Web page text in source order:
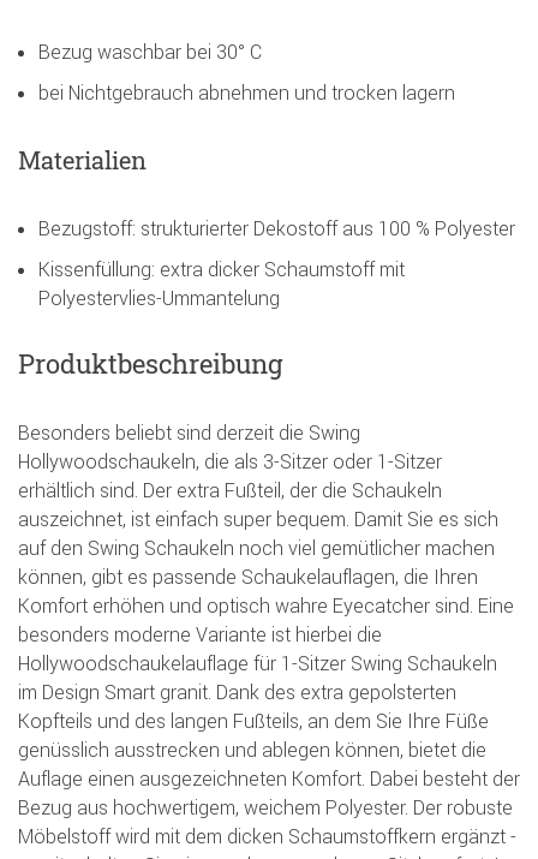
Bezug waschbar bei 30° C
bei Nichtgebrauch abnehmen und trocken lagern
Materialien
Bezugstoff: strukturierter Dekostoff aus 100 % Polyester
Kissenfüllung: extra dicker Schaumstoff mit
Polyestervlies-Ummantelung
Produktbeschreibung
Besonders beliebt sind derzeit die Swing
Hollywoodschaukeln, die als 3-Sitzer oder 1-Sitzer
erhältlich sind. Der extra Fußteil, der die Schaukeln
auszeichnet, ist einfach super bequem. Damit Sie es sich
auf den Swing Schaukeln noch viel gemütlicher machen
können, gibt es passende Schaukelauflagen, die Ihren
Komfort erhöhen und optisch wahre Eyecatcher sind. Eine
besonders moderne Variante ist hierbei die
Hollywoodschaukelauflage für 1-Sitzer Swing Schaukeln
im Design Smart granit. Dank des extra gepolsterten
Kopfteils und des langen Fußteils, an dem Sie Ihre Füße
genüsslich ausstrecken und ablegen können, bietet die
Auflage einen ausgezeichneten Komfort. Dabei besteht der
Bezug aus hochwertigem, weichem Polyester. Der robuste
Möbelstoff wird mit dem dicken Schaumstoffkern ergänzt -